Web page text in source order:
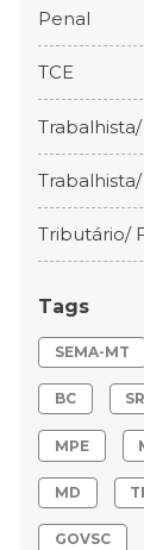
Penal
TCE
Trabalhista/
Tributário/
Tags
SEMA-MT
BC
MPE
MD
GOVSC